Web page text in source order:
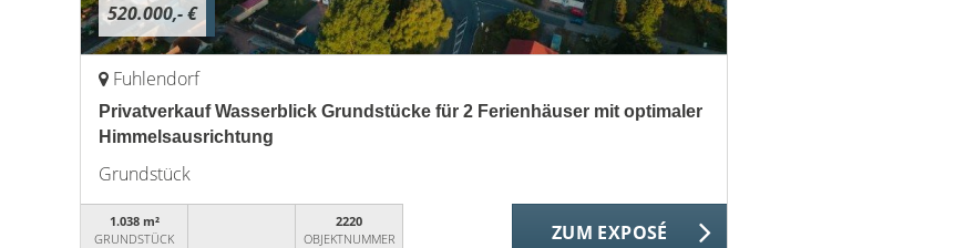
520.000,- €
Fuhlendorf
Privatverkauf Wasserblick Grundstücke für 2 Ferienhäuser mit optimaler
Himmelsausrichtung
Grundstück
1.038 m²
GRUNDSTÜCK
2220
OBJEKTNUMMER
ZUM EXPOSÉ